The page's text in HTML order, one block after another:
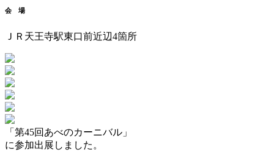
会 場
ＪＲ天王寺駅東口前近辺4箇所
「第45回あべのカーニバル」
に参加出展しました。